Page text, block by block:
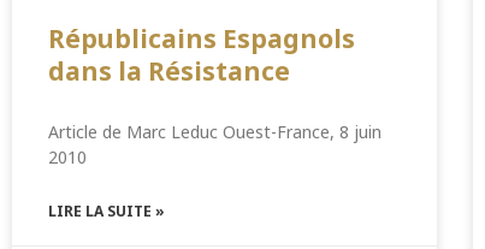
Républicains Espagnols
dans la Résistance
Article de Marc Leduc Ouest-France, 8 juin
2010
LIRE LA SUITE »